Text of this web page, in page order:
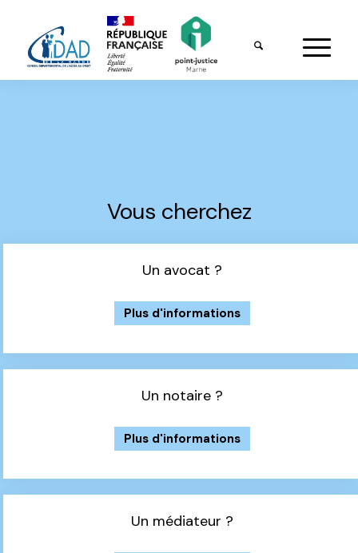
Vous cherchez
Un avocat ?
Plus d'informations
Un notaire ?
Plus d'informations
Un médiateur ?